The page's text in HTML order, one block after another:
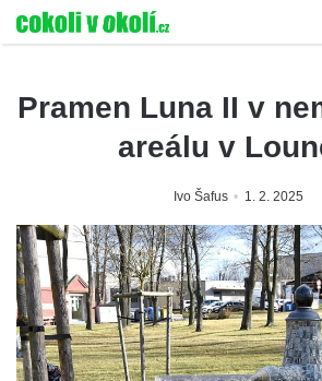
Pramen Luna II v
areálu v
Ivo Šafus 1. 2. 2025